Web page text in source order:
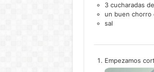
3 cucharadas de
un buen chorro
sal
Empezamos